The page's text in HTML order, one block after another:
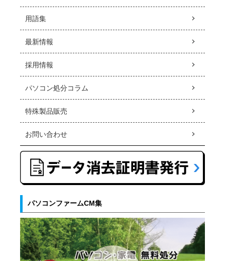
用語集
最新情報
採用情報
パソコン処分コラム
特殊製品販売
お問い合わせ
パソコンファームCM集